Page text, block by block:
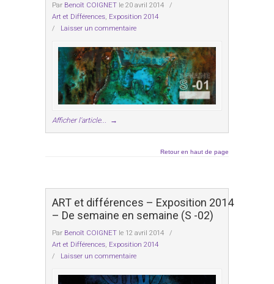
Par Benoît COIGNET le 20 avril 2014
/
Art et Différences, Exposition 2014
/ Laisser un commentaire
Afficher l'article... →
Retour en haut de page
ART et différences – Exposition 2014
– De semaine en semaine (S -02)
Par Benoît COIGNET le 12 avril 2014
/
Art et Différences, Exposition 2014
/ Laisser un commentaire